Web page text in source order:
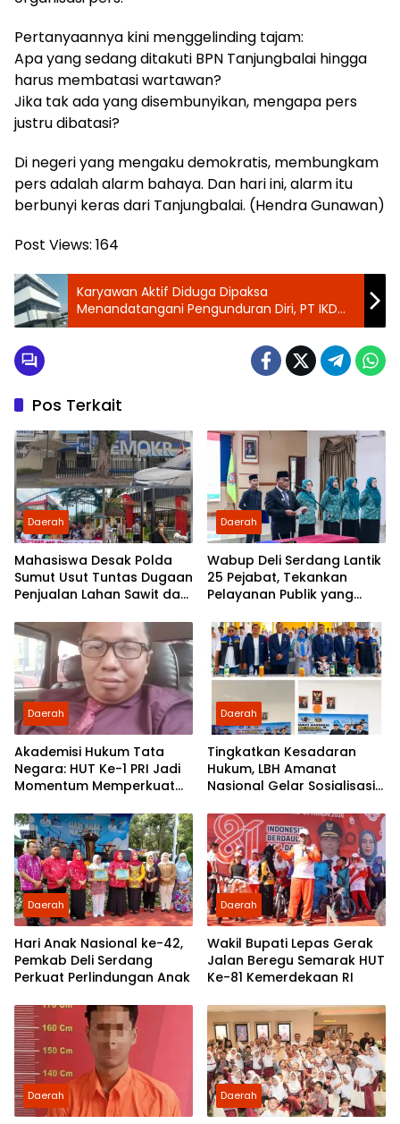
Pertanyaannya kini menggelinding tajam:
Apa yang sedang ditakuti BPN Tanjungbalai hingga
harus membatasi wartawan?
Jika tak ada yang disembunyikan, mengapa pers
justru dibatasi?
Di negeri yang mengaku demokratis, membungkam
pers adalah alarm bahaya. Dan hari ini, alarm itu
berbunyi keras dari Tanjungbalai. (Hendra Gunawan)
Post Views: 164
Karyawan Aktif Diduga Dipaksa
Menandatangani Pengunduran Diri, PT IKD
Jadi Sorotan
Pos Terkait
Daerah
Mahasiswa Desak Polda
Sumut Usut Tuntas Dugaan
Penjualan Lahan Sawit dan
Partai Demokrat Sumut
Daerah
Wabup Deli Serdang Lantik
25 Pejabat, Tekankan
Pelayanan Publik yang
Daerah
Akademisi Hukum Tata
Negara: HUT Ke-1 PRI Jadi
Momentum Memperkuat
Pengabdian kepada
Rakyat
Daerah
Tingkatkan Kesadaran
Hukum, LBH Amanat
Nasional Gelar Sosialisasi
Morawa
Daerah
Hari Anak Nasional ke-42,
Pemkab Deli Serdang
Perkuat Perlindungan Anak
Daerah
Wakil Bupati Lepas Gerak
Jalan Beregu Semarak HUT
Ke-81 Kemerdekaan RI
Daerah Daerah